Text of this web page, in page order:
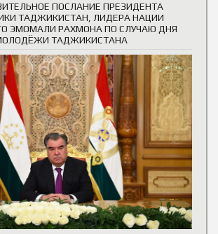
ПОСЛАНИЕ ПРЕЗИДЕНТА
ТАДЖИКИСТАН, ЛИДЕРА НАЦИИ
ЭМОМАЛИ РАХМОНА ПО СЛУЧАЮ ДНЯ
ТАДЖИКИСТАНА